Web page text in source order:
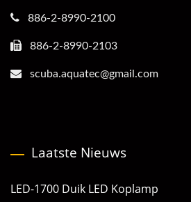
886-2-8990-2100
886-2-8990-2103
scuba.aquatec@gmail.com
Laatste Nieuws
LED-1700 Duik LED Koplamp